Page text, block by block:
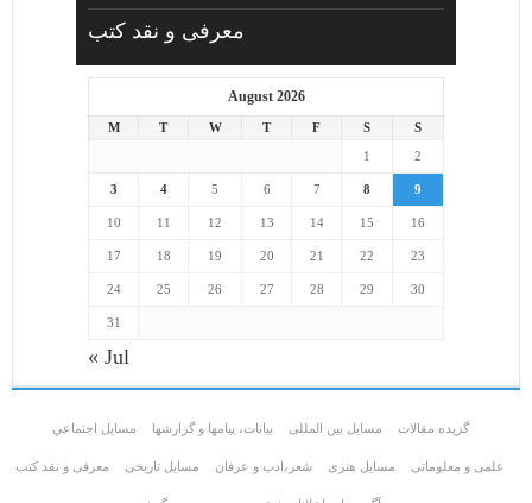
معرفی و نقد کتب
August 2026
M T W T F S
S
1
2
3 4 5 6 7 8 9
10 11 12 13 14 15 16
17 18 19 20 21 22 23
24 25 26 27 28 29 30
31
« Jul
گزیده مقالات مسایل بین المللی بیانات، پیامها و گزارشها مسايل اجتماعي
علمی و معلوماتی مسايل هنری شعر،ادب و عرفان مسایل تاریخی معرفی و نقد کتب